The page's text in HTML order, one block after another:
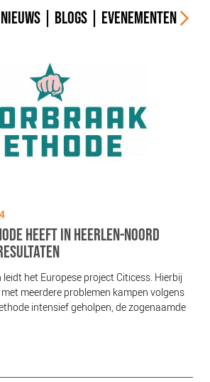
NIEUWS| BLOGS| EVENEMENTEN
HEEFT IN HEERLEN-NOORD
leidt het Europese project Citicess. Hierbij
meerdere problemen kampen volgens
intensief geholpen, de zogenaamde